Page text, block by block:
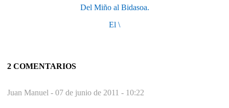
Del Miño al Bidasoa.
El \
2 COMENTARIOS
Juan Manuel - 07 de junio de 2011 - 10:22